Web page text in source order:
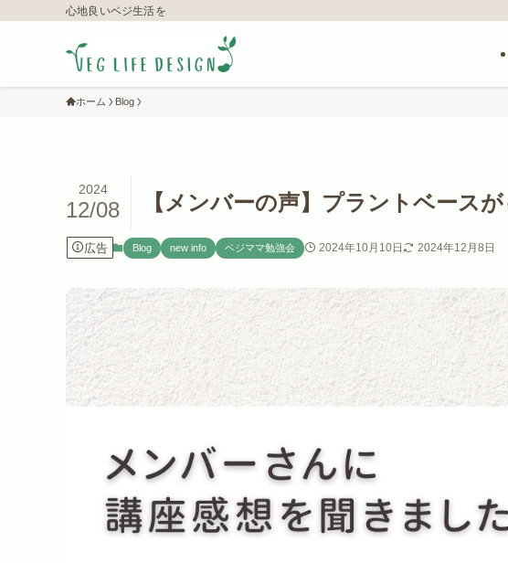
心地良いベジ生活を
ホーム Blog
【メンバーの声】プラントベース
2024
12/08
広告 Blog new info ベジママ勉強会 2024年10月10日 2024年12月8日